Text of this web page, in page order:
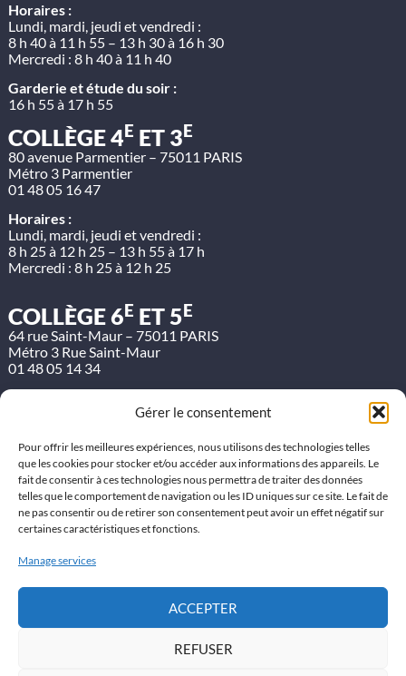
Gérer le consentement
Pour offrir les meilleures expériences, nous utilisons des technologies telles
que les cookies pour stocker et/ou accéder aux informations des appareils. Le
fait de consentir à ces technologies nous permettra de traiter des données
telles que le comportement de navigation ou les ID uniques sur ce site. Le fait de
ne pas consentir ou de retirer son consentement peut avoir un effet négatif sur
certaines caractéristiques et fonctions.
Manage services
ACCEPTER
REFUSER
Horaires :
Lundi, mardi, jeudi et vendredi :
8 h 40 à 11 h 55 – 13 h 30 à 16 h 30
Mercredi : 8 h 40 à 11 h 40
Garderie et étude du soir :
16 h 55 à 17 h 55
COLLÈGE 4E ET 3E
80 avenue Parmentier – 75011 PARIS
Métro 3 Parmentier
01 48 05 16 47
Horaires :
Lundi, mardi, jeudi et vendredi :
8 h 25 à 12 h 25 – 13 h 55 à 17 h
Mercredi : 8 h 25 à 12 h 25
COLLÈGE 6E ET 5E
64 rue Saint-Maur – 75011 PARIS
Métro 3 Rue Saint-Maur
01 48 05 14 34
Lundi, mardi, jeudi et vendredi :
Mercredi : 8 h 25 à 12 h 25
Etude du soir :
Lundi, mardi et jeudi jusqu’à 18 h
LYCÉE ET BTS
Métro 3 Parmentier
Lundi, mardi, mercredi, jeudi et vendredi :